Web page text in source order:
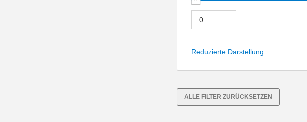
Reduzierte Darstellung
ALLE FILTER ZURÜCKSETZEN